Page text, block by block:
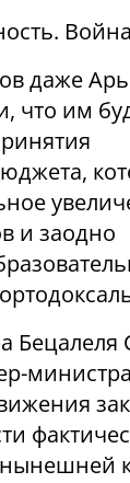
даже
что им
и заодно
Бецалеля